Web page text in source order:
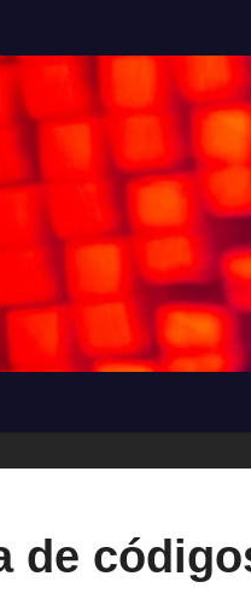
de